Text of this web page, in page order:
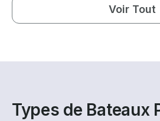
Voir Tout
Types de Bateaux